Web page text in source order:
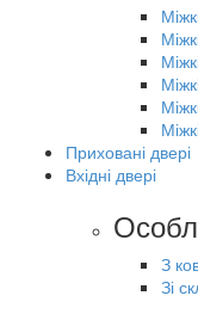
Приховані двері
Вхідні двері
З
Зі